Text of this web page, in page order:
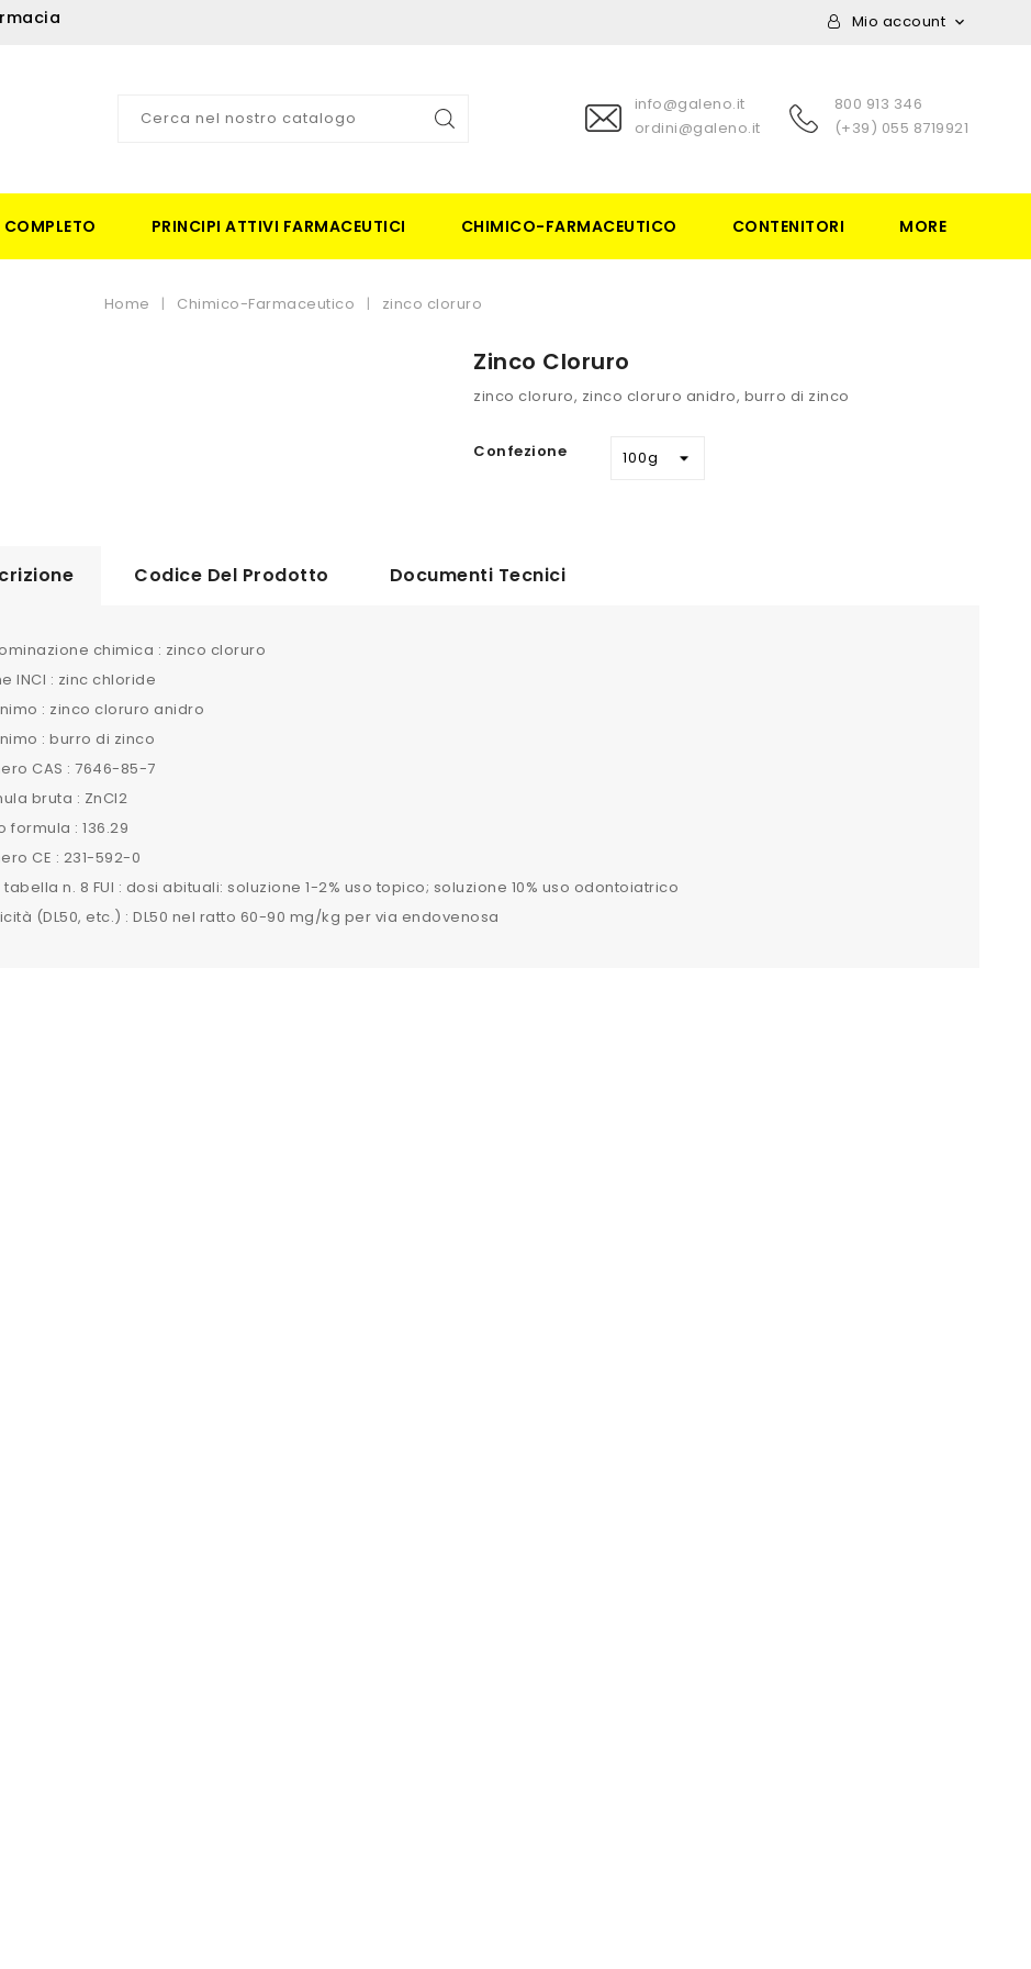
Mio account 
info@galeno.it
ordini@galeno.it
800 913 346
(+39) 055 8719921
COMPLETO PRINCIPI ATTIVI FARMACEUTICI CHIMICO-FARMACEUTICO CONTENITORI MORE
Home Chimico-Farmaceutico zinco cloruro
Zinco Cloruro
zinco cloruro, zinco cloruro anidro, burro di zinco
Confezione
Codice Del Prodotto Documenti Tecnici
chimica : zinco cloruro
INCI : zinc chloride
: zinco cloruro anidro
: burro di zinco
CAS : 7646-85-7
bruta : ZnCl2
formula : 136.29
CE : 231-592-0
tabella n. 8 FUI : dosi abituali: soluzione 1-2% uso topico; soluzione 10% uso odontoiatrico
(DL50, etc.) : DL50 nel ratto 60-90 mg/kg per via endovenosa